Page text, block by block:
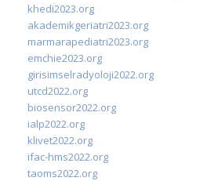
khedi2023.org
akademikgeriatri2023.org
marmarapediatri2023.org
emchie2023.org
girisimselradyoloji2022.org
utcd2022.org
biosensor2022.org
ialp2022.org
klivet2022.org
ifac-hms2022.org
taoms2022.org